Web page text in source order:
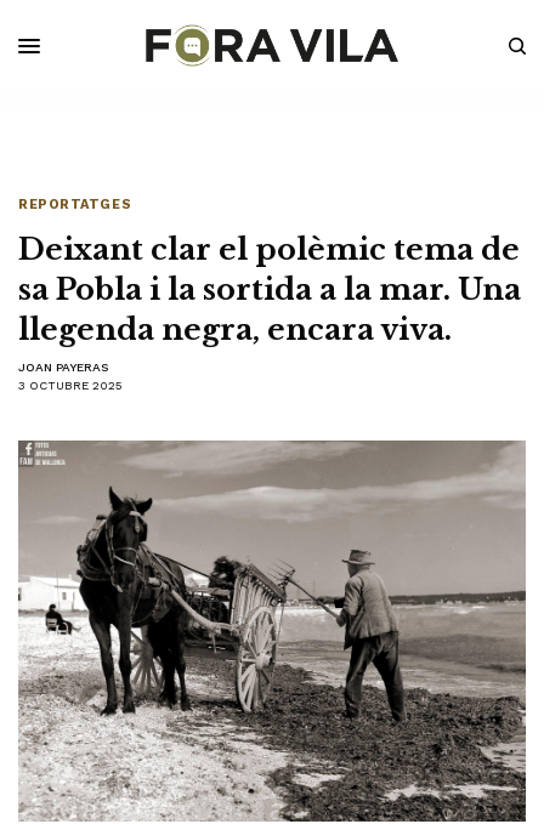
REPORTATGES
Deixant clar el polèmic tema de
sa Pobla i la sortida a la mar. Una
llegenda negra, encara viva.
JOAN PAYERAS
3 OCTUBRE 2025